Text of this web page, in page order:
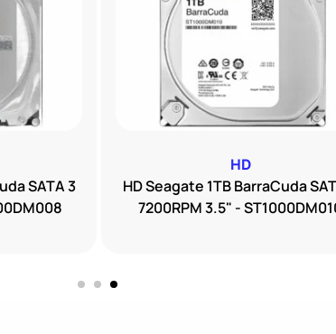
HD
HD Seagate 1TB BarraCuda
7200RPM 3.5" -
SATA 3